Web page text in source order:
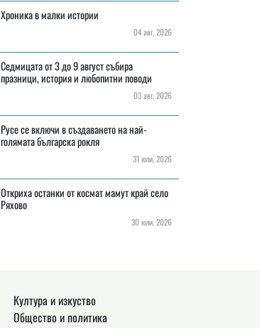
Хроника в малки истории
04 авг, 2026
Седмицата от 3 до 9 август събира
празници, история и любопитни поводи
03 авг, 2026
Русе се включи в създаването на най-
голямата българска рокля
31 юли, 2026
Откриха останки от космат мамут край село
Ряхово
30 юли, 2026
Култура и изкуство
Общество и политика